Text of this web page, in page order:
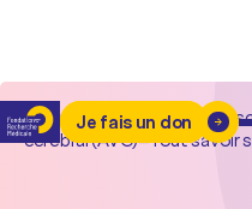
Je fais un don
Accueil–Maladies
cérébral (AVC)–Tout savoir